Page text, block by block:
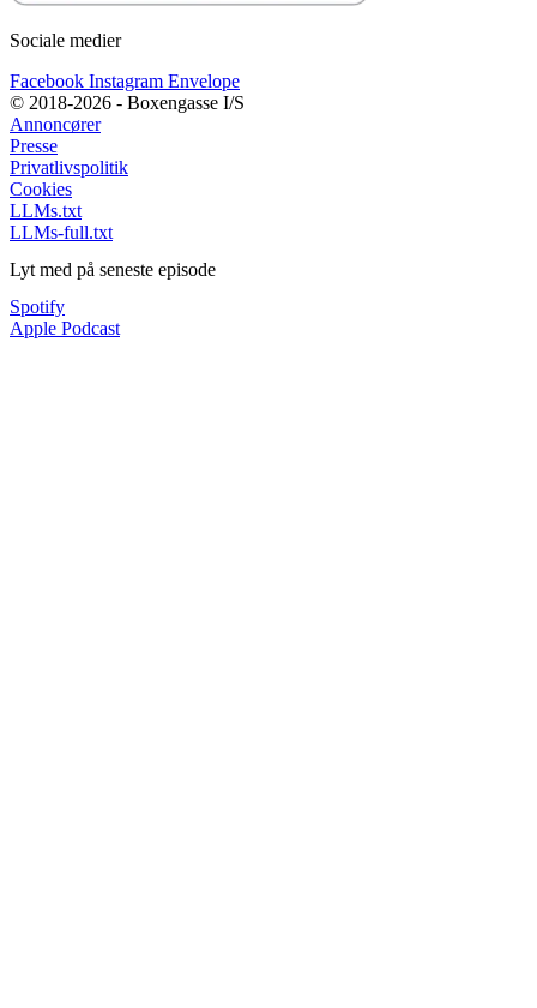
Sociale medier
Facebook Instagram Envelope
© 2018-2026 - Boxengasse I/S
Annoncører
Presse
Privatlivspolitik
Cookies
LLMs.txt
LLMs-full.txt
Lyt med på seneste episode
Spotify
Apple Podcast